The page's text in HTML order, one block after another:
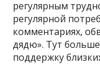
регулярным
регулярной
комментариях,
дядю». Тут больше
поддержку